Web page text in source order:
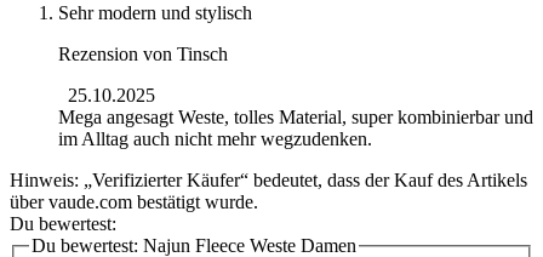
Sehr modern und stylisch
Rezension von Tinsch
25.10.2025
Mega angesagt Weste, tolles Material, super kombinierbar und
im Alltag auch nicht mehr wegzudenken.
Hinweis: „Verifizierter Käufer“ bedeutet, dass der Kauf des Artikels
über vaude.com bestätigt wurde.
Du bewertest:
Du bewertest: Najun Fleece Weste Damen